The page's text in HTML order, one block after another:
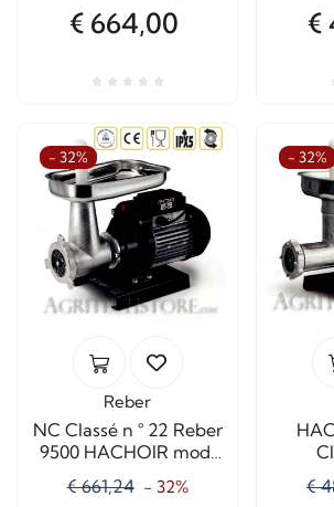
€ 664,00 €
- 32%
Reber
NC Classé n ° 22 Reber
9500 HACHOIR mod.
COURT
€ 661,24 - 32%
- 32%
€